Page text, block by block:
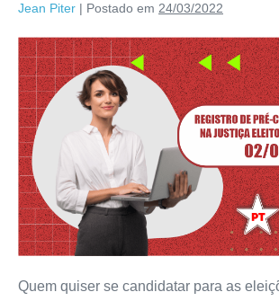
Jean Piter | Postado em 24/03/2022
Quem quiser se candidatar para as